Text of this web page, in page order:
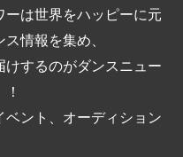
ーは世界をハッピーに元
情報を集め、
けするのがダンスニュー
ベント、オーディション